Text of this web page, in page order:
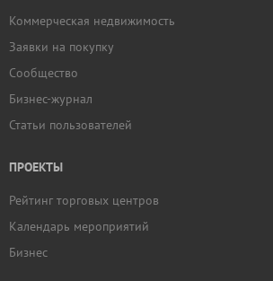
Коммерческая недвижимость
Заявки на покупку
Сообщество
Бизнес-журнал
Статьи пользователей
ПРОЕКТЫ
Рейтинг торговых центров
Календарь мероприятий
Бизнес